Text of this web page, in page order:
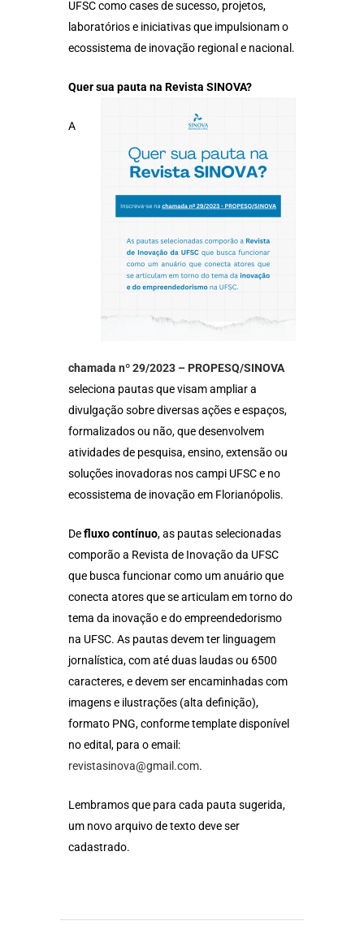
UFSC como cases de sucesso, projetos,
laboratórios e iniciativas que impulsionam o
ecossistema de inovação regional e nacional.
Quer sua pauta na Revista SINOVA?
A
chamada nº 29/2023 – PROPESQ/SINOVA
seleciona pautas que visam ampliar a
divulgação sobre diversas ações e espaços,
formalizados ou não, que desenvolvem
atividades de pesquisa, ensino, extensão ou
soluções inovadoras nos campi UFSC e no
ecossistema de inovação em Florianópolis.
Defluxo contínuo, as pautas selecionadas
comporão a Revista de Inovação da UFSC
que busca funcionar como um anuário que
conecta atores que se articulam em torno do
tema da inovação e do empreendedorismo
na UFSC. As pautas devem ter linguagem
jornalística, com até duas laudas ou 6500
caracteres, e devem ser encaminhadas com
imagens e ilustrações (alta definição),
formato PNG, conforme template disponível
no edital, para o email:
revistasinova@gmail.com.
Lembramos que para cada pauta sugerida,
um novo arquivo de texto deve ser
cadastrado.